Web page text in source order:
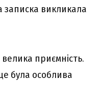
записка викликала
приємність.
була особлива